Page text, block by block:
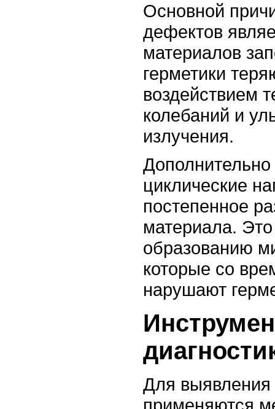
Основной
дефектов
материалов
герметики
воздействием
колебаний и
излучения.
циклические
постепенное
материала.
образованию
которые со
нарушают
Для